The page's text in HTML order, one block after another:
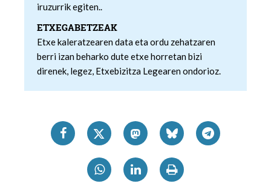
iruzurrik egiten..
ETXEGABETZEAK
Etxe kaleratzearen data eta ordu zehatzaren
berri izan beharko dute etxe horretan bizi
direnek, legez, Etxebizitza Legearen ondorioz.